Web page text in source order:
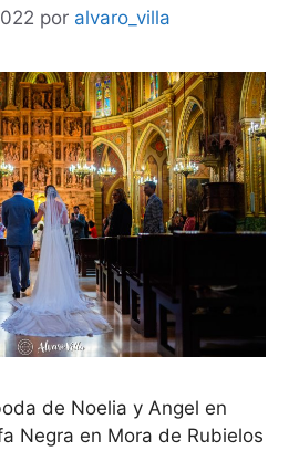
por alvaro_villa
de Noelia y Angel en
Negra en Mora de Rubielos